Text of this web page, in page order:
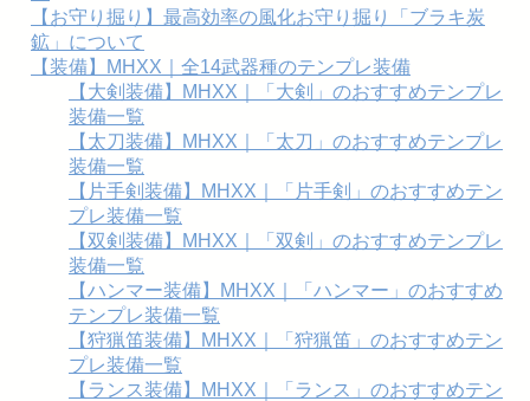
【お守り掘り】最高効率の風化お守り掘り「ブラキ炭
鉱」について
【装備】MHXX｜全14武器種のテンプレ装備
【大剣装備】MHXX｜「大剣」のおすすめテンプレ
装備一覧
【太刀装備】MHXX｜「太刀」のおすすめテンプレ
装備一覧
【片手剣装備】MHXX｜「片手剣」のおすすめテン
プレ装備一覧
【双剣装備】MHXX｜「双剣」のおすすめテンプレ
装備一覧
【ハンマー装備】MHXX｜「ハンマー」のおすすめ
テンプレ装備一覧
【狩猟笛装備】MHXX｜「狩猟笛」のおすすめテン
プレ装備一覧
【ランス装備】MHXX｜「ランス」のおすすめテン